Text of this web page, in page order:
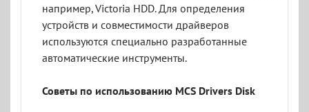
например, Victoria HDD. Для определения
устройств и совместимости драйверов
используются специально разработанные
автоматические инструменты.
Советы по использованию MCS Drivers Disk